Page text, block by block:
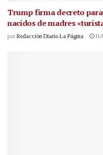
Trump firma decreto
nacidos de madres
por Redacción Diario La Página